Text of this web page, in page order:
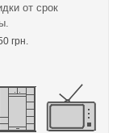
от срок
грн.